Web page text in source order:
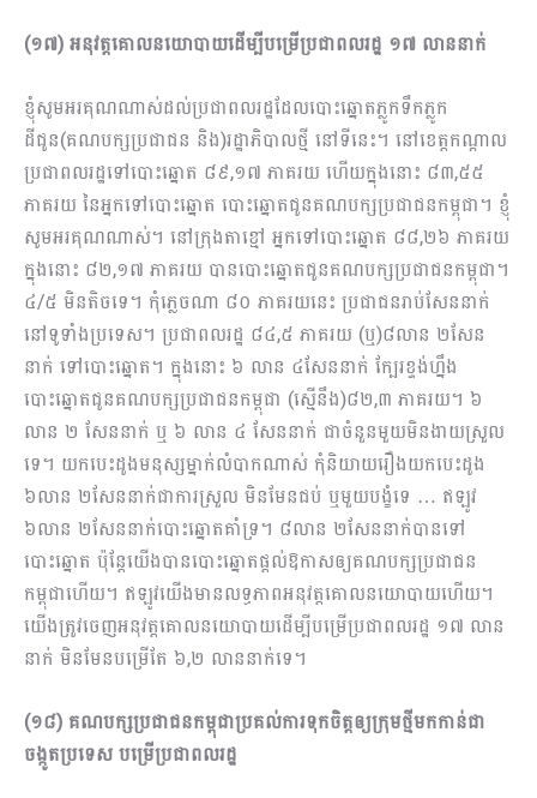
(១៧) អនុវត្តគោលនយោបាយដើម្បីបម្រើប្រជាពលរដ្ឋ ១៧ លាននាក់
ខ្ញុំសូមអរគុណណាស់ដល់ប្រជាពលរដ្ឋដែលបោះឆ្នោតភ្លូកទឹកភ្លូក
ដីជូន(គណបក្សប្រជាជន និង)រដ្ឋាភិបាលថ្មី នៅទីនេះ។ នៅខេត្តកណ្តាល
ប្រជាពលរដ្ឋទៅបោះឆ្នោត ៨៩,១៧ ភាគរយ ហើយក្នុងនោះ ៨៣,៥៥
ភាគរយ នៃអ្នកទៅបោះឆ្នោត បោះឆ្នោតជូនគណបក្សប្រជាជនកម្ពុជា។ ខ្ញុំ
សូមអរគុណណាស់។ នៅក្រុងតាខ្មៅ អ្នកទៅបោះឆ្នោត ៨៨,២៦ ភាគរយ
ក្នុងនោះ ៨២,១៧ ភាគរយ បានបោះឆ្នោតជូនគណបក្សប្រជាជនកម្ពុជា។
៤/៥​ មិនតិចទេ។ កុំភ្លេចណា ៨០ ភាគរយនេះ ប្រជាជនរាប់សែននាក់
នៅទូទាំងប្រទេស។ ប្រជាពលរដ្ឋ ៨៤,៥ ភាគរយ (ឬ)៨លាន ២សែន
នាក់ ទៅបោះឆ្នោត។ ក្នុងនោះ ៦ លាន ៤សែននាក់ ក្បែរខ្ទង់ហ្នឹង
បោះឆ្នោតជូនគណបក្សប្រជាជនកម្ពុជា (ស្មើនឹង)៨២,៣ ភាគរយ។ ៦
លាន ២ សែននាក់ ឬ ៦ លាន ៤ សែននាក់ ជាចំនួនមួយមិនងាយស្រួល
ទេ។ យកបេះដូងមនុស្សម្នាក់លំបាកណាស់ កុំនិយាយរឿងយកបេះដូង
៦លាន ២សែននាក់ជាការស្រួល មិនមែនជប់ ឬមួយបង្ខំទេ … ឥឡូវ
៦លាន ២សែននាក់បោះឆ្នោតគាំទ្រ។ ៨លាន ២សែននាក់បានទៅ
បោះឆ្នោត ប៉ុន្តែយើងបានបោះឆ្នោតផ្តល់ឱកាសឲ្យគណបក្សប្រជាជន
កម្ពុជាហើយ។ ឥឡូវយើងមានលទ្ធភាពអនុវត្តគោលនយោបាយហើយ។
យើងត្រូវចេញអនុវត្តគោលនយោបាយដើម្បីបម្រើប្រជាពលរដ្ឋ ១៧ លាន
នាក់ មិនមែនបម្រើតែ ៦,២ លាននាក់ទេ។
(១៨) គណបក្សប្រជាជនកម្ពុជាប្រគល់ការទុកចិត្តឲ្យក្រុមថ្មីមកកាន់ជា
ចង្កូតប្រទេស បម្រើប្រជាពលរដ្ឋ